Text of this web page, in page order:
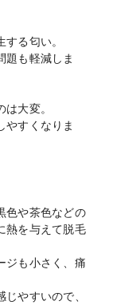
る匂い。
も軽減しま
大変。
すくなりま
色や茶色などの
熱を与えて脱毛
ジも小さく、痛
やすいので、